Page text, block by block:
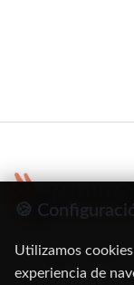
C/ Oruro,
🍪
Utilizamos
experiencia de